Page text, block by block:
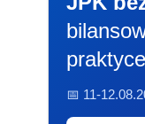
praktyce
📅 11-